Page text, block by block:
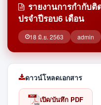
รายงานการกำกับ
ปรจำปีรอบ6 เดือน
18 มิ.ย. 2563 admin
ดาวน์โหลดเอกสาร
เปิด/บันทึก PDF